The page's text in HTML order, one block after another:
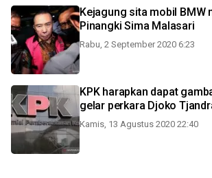
Kejagung sita mobil BMW
Pinangki Sima Malasari
Rabu, 2 September 2020 6:23
KPK harapkan dapat
gelar perkara Djoko
Kamis, 13 Agustus 2020 22:40